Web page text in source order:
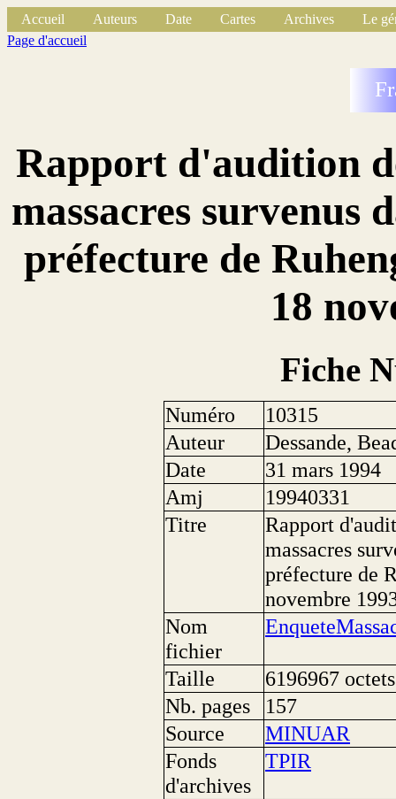
Accueil Auteurs Date Cartes Archives
Le
Page d'accueil
Rapport d'audition
massacres survenus
préfecture de
18
Fiche
Numéro
10315
Auteur
Dessande,
Date
31 mars 1994
Amj
19940331
Titre
Rapport
massacres
préfecture de
novembre
Nom
fichier
Taille
6196967 octets
Nb. pages
157
Source
MINUAR
Fonds
d'archives
TPIR